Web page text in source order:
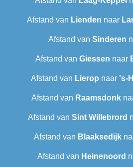
Afstand van Lienden naar
Afstand van Sinderen
Afstand van Giessen naar
Afstand van Lierop naar 's-
Afstand van Raamsdonk
Afstand van Sint Willebrord
Afstand van Blaaksedijk
Afstand van Heinenoord